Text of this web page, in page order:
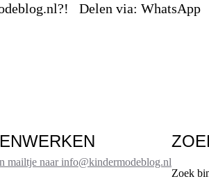
Delen via: WhatsApp
mailtje naar info@kindermodeblog.nl
Zoek